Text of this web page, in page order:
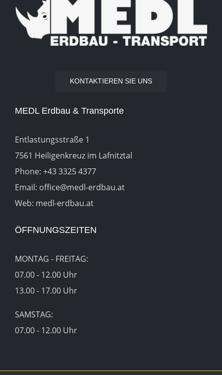
KONTAKTIEREN SIE UNS
MEDL Erdbau & Transporte
Entlastungsstraße 1
7561 Heiligenkreuz im Lafnitztal
Phone: +43 3325 4377
Email: office@medl-erdbau.at
Web: medl-erdbau.at
ÖFFNUNGSZEITEN
MONTAG - FREITAG:
07.00 - 12.00 Uhr
13.00 - 17.00 Uhr
SAMSTAG:
07.00 - 12.00 Uhr